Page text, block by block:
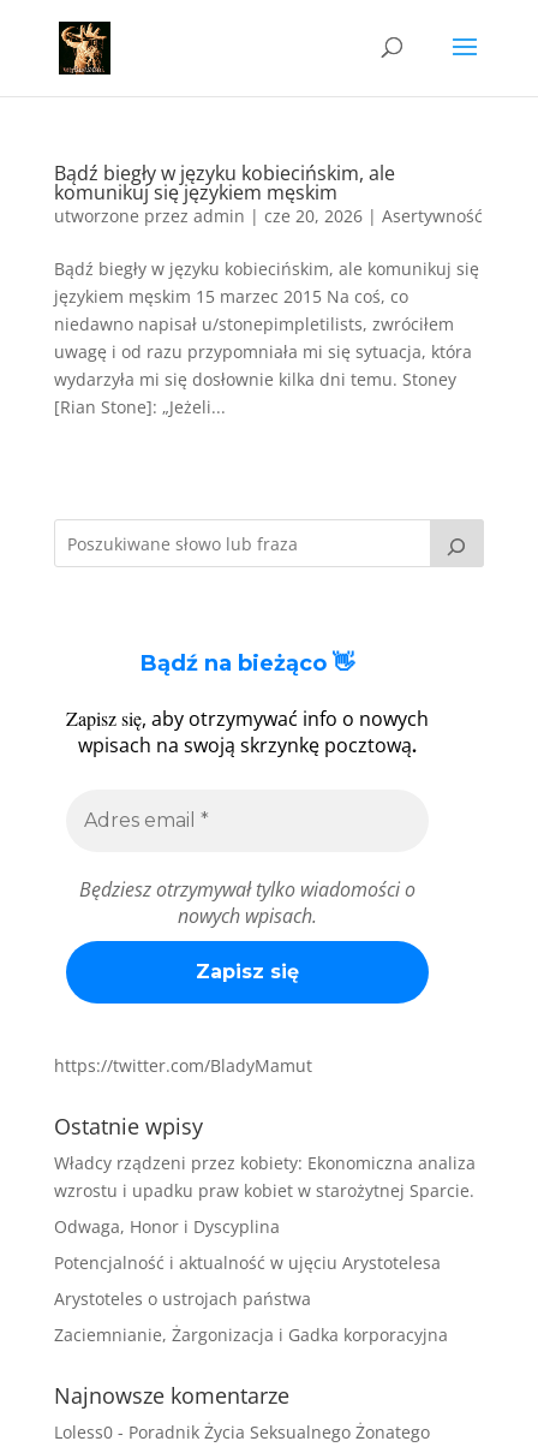
Bądź biegły w języku kobiecińskim, ale
komunikuj się językiem męskim
utworzone przez admin | cze 20, 2026| Asertywność
Bądź biegły w języku kobiecińskim, ale komunikuj się
językiem męskim 15 marzec 2015 Na coś, co
niedawno napisał u/stonepimpletilists, zwróciłem
uwagę i od razu przypomniała mi się sytuacja, która
wydarzyła mi się dosłownie kilka dni temu. Stoney
[Rian Stone]: „Jeżeli...
Bądź na bieżąco 👋
Zapisz się, aby otrzymywać info o nowych
wpisach na swoją skrzynkę pocztową.
Będziesz otrzymywał tylko wiadomości o
nowych wpisach.
https://twitter.com/BladyMamut
Ostatnie wpisy
Władcy rządzeni przez kobiety: Ekonomiczna analiza
wzrostu i upadku praw kobiet w starożytnej Sparcie.
Odwaga, Honor i Dyscyplina
Potencjalność i aktualność w ujęciu Arystotelesa
Arystoteles o ustrojach państwa
Zaciemnianie, Żargonizacja i Gadka korporacyjna
Najnowsze komentarze
Loless0- Poradnik Życia Seksualnego Żonatego